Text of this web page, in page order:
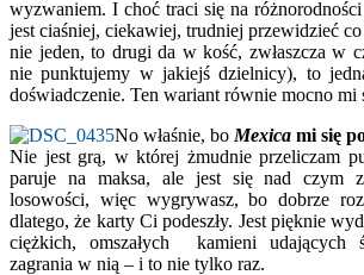
wyzwaniem. I choć traci się na
jest ciaśniej, ciekawiej, trudniej przewidzieć
nie jeden, to drugi da w kość, zwłaszcza w
nie punktujemy w jakiejś dzielnicy), to
doświadczenie. Ten wariant równie mocno mi
No właśnie, bo Mexica mi się
Nie jest grą, w której żmudnie przeliczam
paruje na maksa, ale jest się nad czym
losowości, więc wygrywasz, bo dobrze
dlatego, że karty Ci podeszły. Jest pięknie
ciężkich, omszałych kamieni udających
zagrania w nią – i to nie tylko raz.